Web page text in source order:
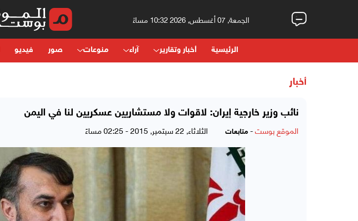
الجمعة, 07 أغسطس, 2026 10:32 مساءً
الرئيسية أخبار وتقارير آراء منوعات صور فيديو
أخبار
نائب وزير خارجية إيران: لاقوات ولا مستشاريين عسكريين لنا في اليمن
الموقع بوست- متابعات الثلاثاء, 22 سبتمبر, 2015 - 02:25 مساءً